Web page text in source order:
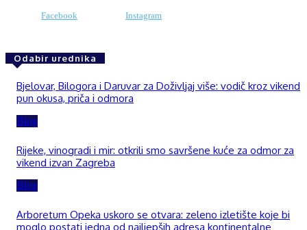
Facebook Instagram
Odabir urednika
Bjelovar, Bilogora i Daruvar za Doživljaj više: vodič kroz vikend
pun okusa, priča i odmora
Blog
Rijeke, vinogradi i mir: otkrili smo savršene kuće za odmor za
vikend izvan Zagreba
Blog
Arboretum Opeka uskoro se otvara: zeleno izletište koje bi
moglo postati jedna od najljepših adresa kontinentalne